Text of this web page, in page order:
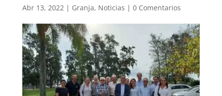
Abr 13, 2022| Granja, Noticias | 0 Comentarios